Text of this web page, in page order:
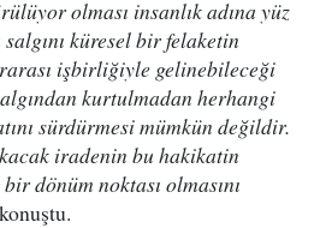
olması insanlık adına yüz
salgını küresel bir felaketin
işbirliğiyle gelinebileceği
kurtulmadan herhangi
sürdürmesi mümkün değildir.
iradenin bu hakikatin
dönüm noktası olmasını